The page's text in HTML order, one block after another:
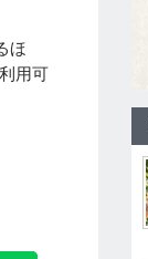
ほ
用可